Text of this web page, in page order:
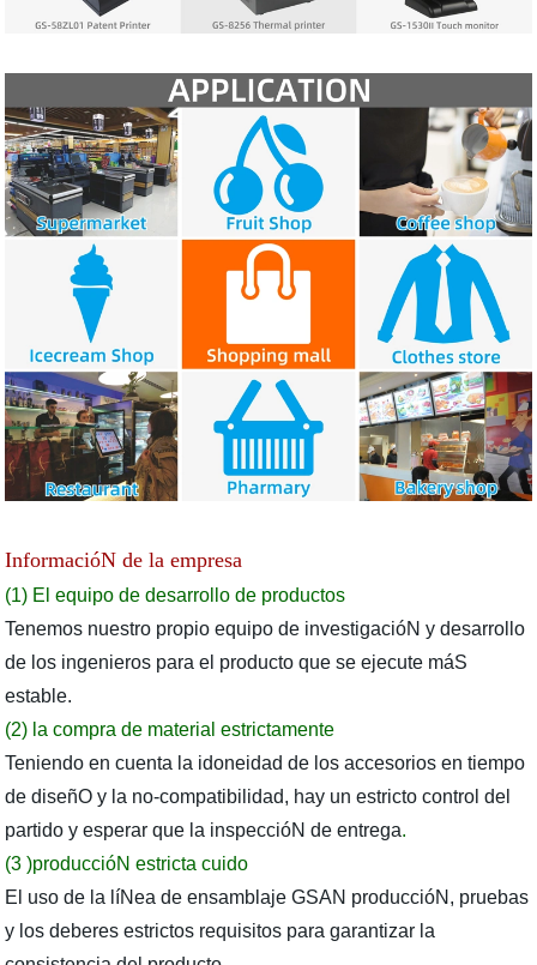
InformacióN de la empresa
(1) El equipo de desarrollo de productos
Tenemos nuestro propio equipo de investigacióN y desarrollo
de los ingenieros para el producto que se ejecute máS
estable.
(2) la compra de material estrictamente
Teniendo en cuenta la idoneidad de los accesorios en tiempo
de diseñO y la no-compatibilidad, hay un estricto control del
partido y esperar que la inspeccióN de entrega.
(3 )produccióN estricta cuido
El uso de la líNea de ensamblaje GSAN produccióN, pruebas
y los deberes estrictos requisitos para garantizar la